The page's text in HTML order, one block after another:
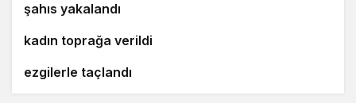
şahıs yakalandı
Bursa’daki silahlı saldırıda ölen güzellik uzmanı
kadın toprağa verildi
‘Osmangazi Ramazan Sokağı’ huzur veren
ezgilerle taçlandı